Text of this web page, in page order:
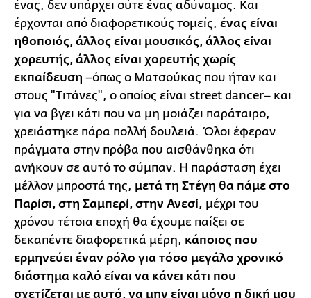
ένας, δεν υπάρχει ούτε ένας αδύναμος. Και
έρχονται από διαφορετικούς τομείς, ένας είναι
ηθοποιός, άλλος είναι μουσικός, άλλος είναι
χορευτής, άλλος είναι χορευτής χωρίς
εκπαίδευση –όπως ο Ματσούκας που ήταν και
στους "Τιτάνες", ο οποίος είναι street dancer– και
για να βγει κάτι που να μη μοιάζει παράταιρο,
χρειάστηκε πάρα πολλή δουλειά. Όλοι έφεραν
πράγματα στην πρόβα που αισθάνθηκα ότι
ανήκουν σε αυτό το σύμπαν. Η παράσταση έχει
μέλλον μπροστά της, μετά τη Στέγη θα πάμε στο
Παρίσι, στη Σαμπερί, στην Ανεσί, μέχρι του
χρόνου τέτοια εποχή θα έχουμε παίξει σε
δεκαπέντε διαφορετικά μέρη, κάποιος που
ερμηνεύει έναν ρόλο για τόσο μεγάλο χρονικό
διάστημα καλό είναι να κάνει κάτι που
σχετίζεται με αυτό, να μην είναι μόνο η δική μου